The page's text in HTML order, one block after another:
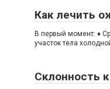
Как лечить
В первый момент: ♦
участок тела
Склонность